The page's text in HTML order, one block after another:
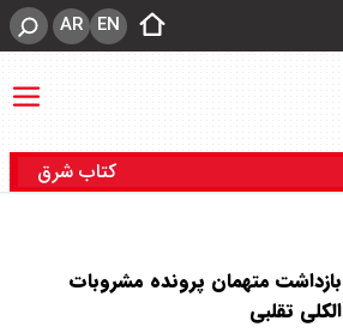
EN
AR
کتاب شرق
بازداشت متهمان پرونده مشروبات
الکلی تقلبی